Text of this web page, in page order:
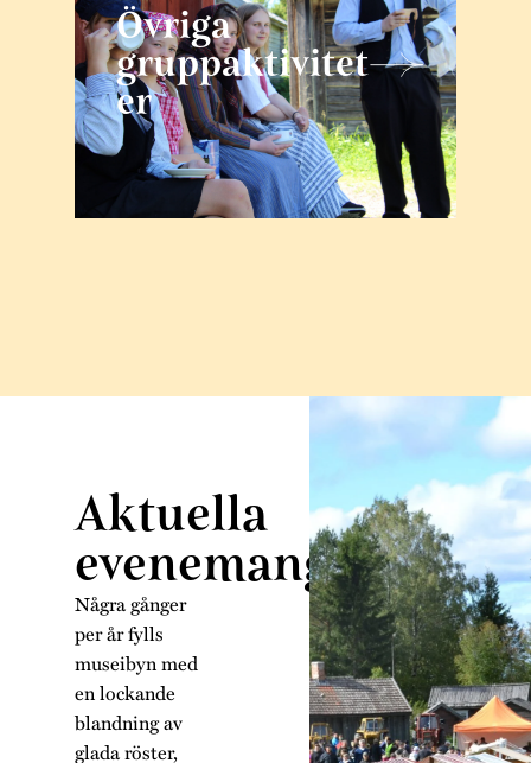
Övriga
gruppaktivitet
er
Aktuella
evenemang
Några gånger
per år fylls
museibyn med
en lockande
blandning av
glada röster,